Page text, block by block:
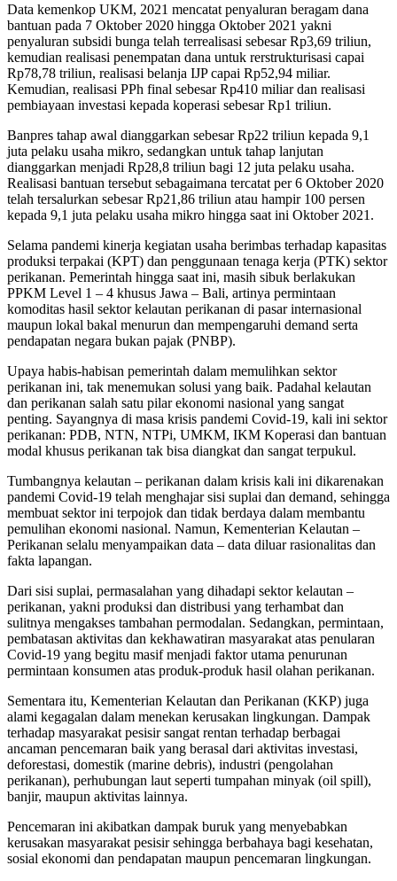
Data kemenkop UKM, 2021 mencatat penyaluran beragam dana
bantuan pada 7 Oktober 2020 hingga Oktober 2021 yakni
penyaluran subsidi bunga telah terrealisasi sebesar Rp3,69 triliun,
kemudian realisasi penempatan dana untuk rerstrukturisasi capai
Rp78,78 triliun, realisasi belanja IJP capai Rp52,94 miliar.
Kemudian, realisasi PPh final sebesar Rp410 miliar dan realisasi
pembiayaan investasi kepada koperasi sebesar Rp1 triliun.
Banpres tahap awal dianggarkan sebesar Rp22 triliun kepada 9,1
juta pelaku usaha mikro, sedangkan untuk tahap lanjutan
dianggarkan menjadi Rp28,8 triliun bagi 12 juta pelaku usaha.
Realisasi bantuan tersebut sebagaimana tercatat per 6 Oktober 2020
telah tersalurkan sebesar Rp21,86 triliun atau hampir 100 persen
kepada 9,1 juta pelaku usaha mikro hingga saat ini Oktober 2021.
Selama pandemi kinerja kegiatan usaha berimbas terhadap kapasitas
produksi terpakai (KPT) dan penggunaan tenaga kerja (PTK) sektor
perikanan. Pemerintah hingga saat ini, masih sibuk berlakukan
PPKM Level 1 – 4 khusus Jawa – Bali, artinya permintaan
komoditas hasil sektor kelautan perikanan di pasar internasional
maupun lokal bakal menurun dan mempengaruhi demand serta
pendapatan negara bukan pajak (PNBP).
Upaya habis-habisan pemerintah dalam memulihkan sektor
perikanan ini, tak menemukan solusi yang baik. Padahal kelautan
dan perikanan salah satu pilar ekonomi nasional yang sangat
penting. Sayangnya di masa krisis pandemi Covid-19, kali ini sektor
perikanan: PDB, NTN, NTPi, UMKM, IKM Koperasi dan bantuan
modal khusus perikanan tak bisa diangkat dan sangat terpukul.
Tumbangnya kelautan – perikanan dalam krisis kali ini dikarenakan
pandemi Covid-19 telah menghajar sisi suplai dan demand, sehingga
membuat sektor ini terpojok dan tidak berdaya dalam membantu
pemulihan ekonomi nasional. Namun, Kementerian Kelautan –
Perikanan selalu menyampaikan data – data diluar rasionalitas dan
fakta lapangan.
Dari sisi suplai, permasalahan yang dihadapi sektor kelautan –
perikanan, yakni produksi dan distribusi yang terhambat dan
sulitnya mengakses tambahan permodalan. Sedangkan, permintaan,
pembatasan aktivitas dan kekhawatiran masyarakat atas penularan
Covid-19 yang begitu masif menjadi faktor utama penurunan
permintaan konsumen atas produk-produk hasil olahan perikanan.
Sementara itu, Kementerian Kelautan dan Perikanan (KKP) juga
alami kegagalan dalam menekan kerusakan lingkungan. Dampak
terhadap masyarakat pesisir sangat rentan terhadap berbagai
ancaman pencemaran baik yang berasal dari aktivitas investasi,
deforestasi, domestik (marine debris), industri (pengolahan
perikanan), perhubungan laut seperti tumpahan minyak (oil spill),
banjir, maupun aktivitas lainnya.
Pencemaran ini akibatkan dampak buruk yang menyebabkan
kerusakan masyarakat pesisir sehingga berbahaya bagi kesehatan,
sosial ekonomi dan pendapatan maupun pencemaran lingkungan.